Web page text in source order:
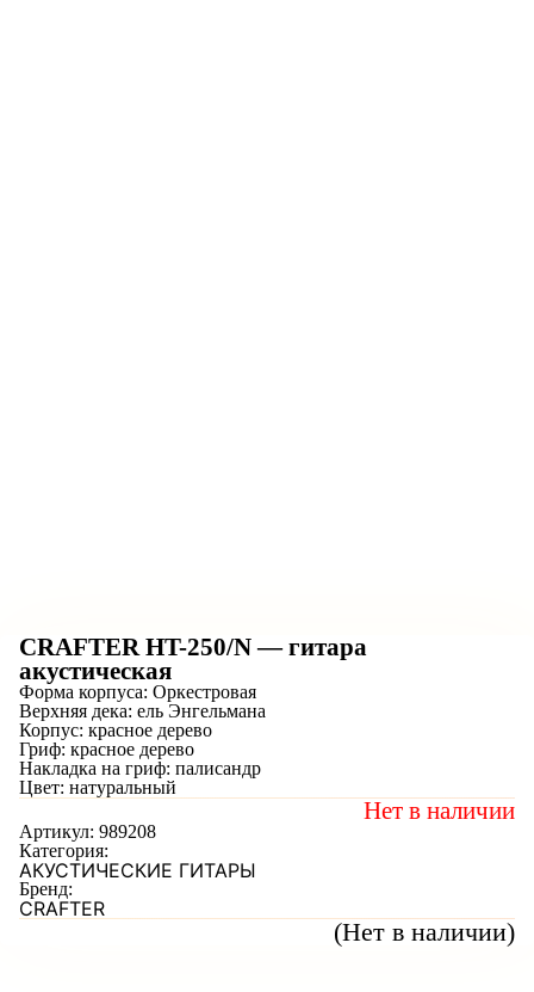
CRAFTER HT-250/N — гитара
акустическая
(Нет в наличии)
Форма корпуса: Оркестровая
Верхняя дека: ель Энгельмана
Корпус: красное дерево
Гриф: красное дерево
Накладка на гриф: палисандр
Цвет: натуральный
Нет в наличии
Артикул: 989208
Категория:
АКУСТИЧЕСКИЕ ГИТАРЫ
Бренд:
CRAFTER